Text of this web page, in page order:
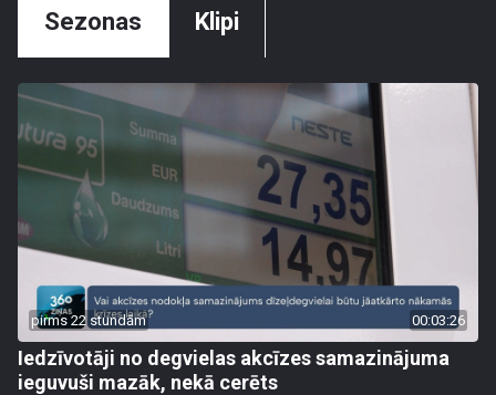
Sezonas Klipi
pirms 22 stundām 00:03:26
Iedzīvotāji no degvielas akcīzes samazinājuma
ieguvuši mazāk, nekā cerēts